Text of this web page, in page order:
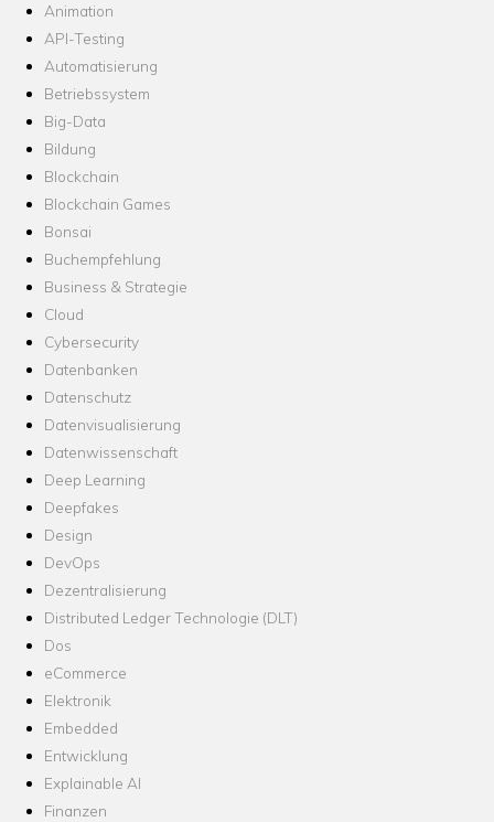
Animation
API-Testing
Automatisierung
Betriebssystem
Big-Data
Bildung
Blockchain
Blockchain Games
Bonsai
Buchempfehlung
Business & Strategie
Cloud
Cybersecurity
Datenbanken
Datenschutz
Datenvisualisierung
Datenwissenschaft
Deep Learning
Deepfakes
Design
DevOps
Dezentralisierung
Distributed Ledger Technologie (DLT)
Dos
eCommerce
Elektronik
Embedded
Entwicklung
Explainable AI
Finanzen